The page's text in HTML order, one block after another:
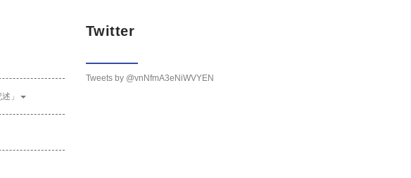
」
Twitter
Tweets by @vnNfmA3eNiWVYEN